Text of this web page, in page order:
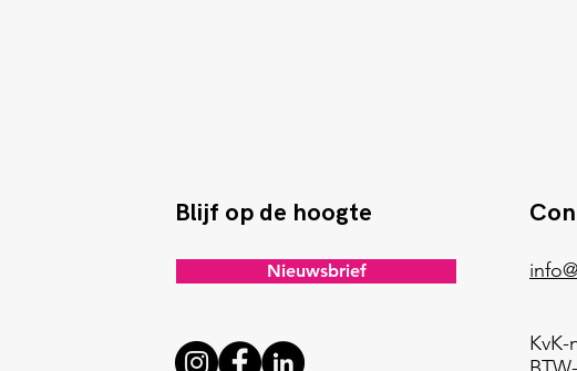
voornemens!
Blijf op de hoogte
Nieuwsbrief
KvK-